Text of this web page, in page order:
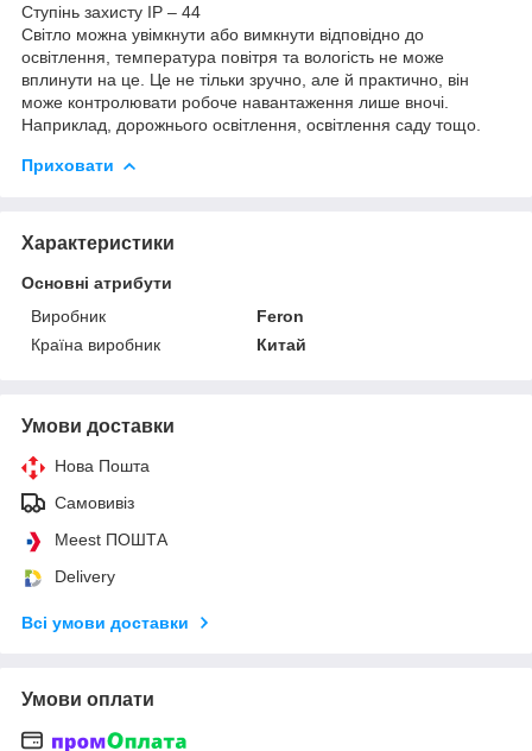
Ступінь захисту IP – 44
Світло можна увімкнути або вимкнути відповідно до
освітлення, температура повітря та вологість не може
вплинути на це. Це не тільки зручно, але й практично, він
може контролювати робоче навантаження лише вночі.
Наприклад, дорожнього освітлення, освітлення саду тощо.
Приховати
Характеристики
Основні атрибути
Виробник
Feron
Країна виробник
Китай
Умови доставки
Нова Пошта
Самовивіз
Meest ПОШТА
Delivery
Всі умови доставки
Умови оплати